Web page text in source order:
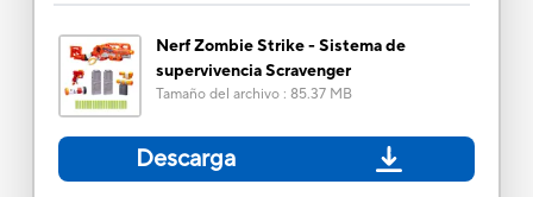
Nerf Zombie Strike - Sistema de
supervivencia Scravenger
Tamaño del archivo: 85.37 MB
Descarga